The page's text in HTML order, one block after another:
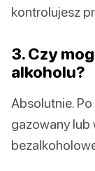
kontrolujesz
3. Czy
alkoholu?
Absolutnie.
gazowany lub